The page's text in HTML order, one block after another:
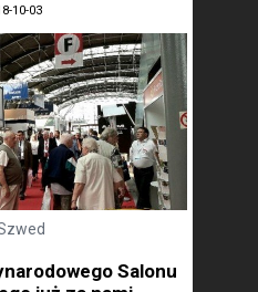
10-03
Salonu